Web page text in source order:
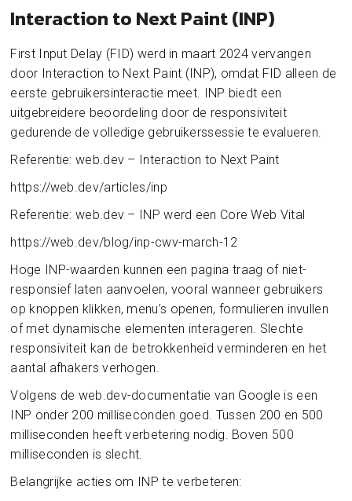
Interaction to Next Paint (INP)
First Input Delay (FID) werd in maart 2024 vervangen
door Interaction to Next Paint (INP), omdat FID alleen de
eerste gebruikersinteractie meet. INP biedt een
uitgebreidere beoordeling door de responsiviteit
gedurende de volledige gebruikerssessie te evalueren.
Referentie: web.dev – Interaction to Next Paint
https://web.dev/articles/inp
Referentie: web.dev – INP werd een Core Web Vital
https://web.dev/blog/inp-cwv-march-12
Hoge INP-waarden kunnen een pagina traag of niet-
responsief laten aanvoelen, vooral wanneer gebruikers
op knoppen klikken, menu’s openen, formulieren invullen
of met dynamische elementen interageren. Slechte
responsiviteit kan de betrokkenheid verminderen en het
aantal afhakers verhogen.
Volgens de web.dev-documentatie van Google is een
INP onder 200 milliseconden goed. Tussen 200 en 500
milliseconden heeft verbetering nodig. Boven 500
milliseconden is slecht.
Belangrijke acties om INP te verbeteren: